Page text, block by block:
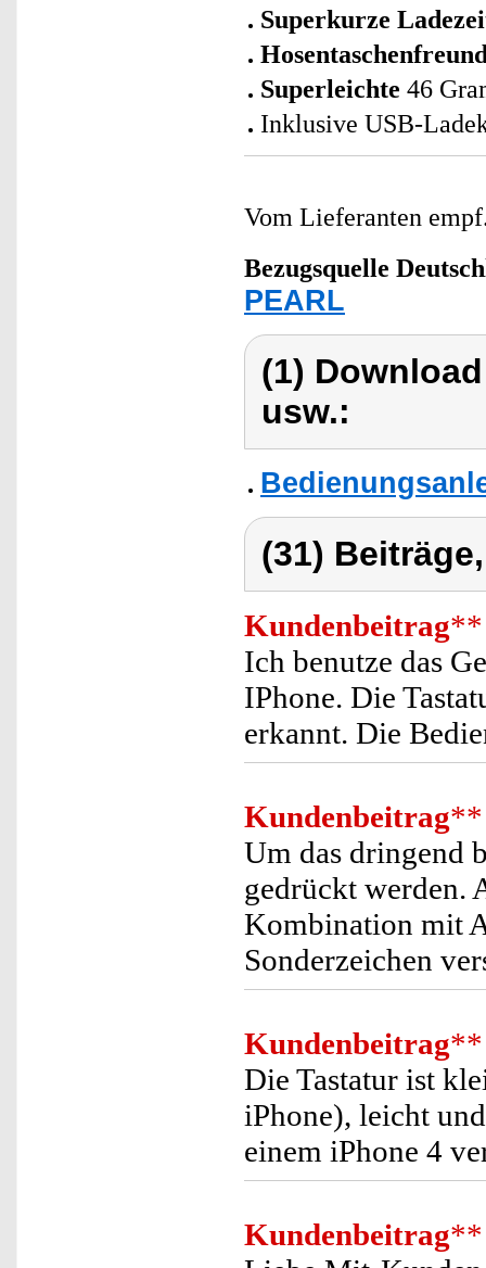
Superkurze
Superleichte 46
Inklusive USB-
Vom Lieferanten
Bezugsquelle
PEARL
(1)
usw.:
(31)
Kundenbeitrag**
Ich benutze das
IPhone. Die
erkannt. Die
Kundenbeitrag**
Um das dringend
gedrückt werden.
Kombination mit
Sonderzeichen
Kundenbeitrag**
Die Tastatur ist
iPhone), leicht
einem iPhone 4
Kundenbeitrag**